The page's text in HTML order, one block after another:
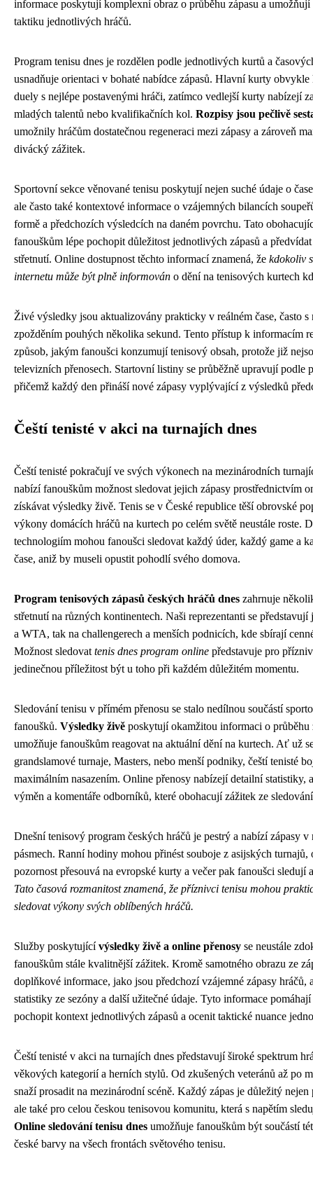
informace poskytují komplexní obraz o průběhu zápasu a
taktiku jednotlivých hráčů.
Program tenisu dnes je rozdělen podle jednotlivých kurtů a
usnadňuje orientaci v bohaté nabídce zápasů. Hlavní kurty
duely s nejlépe postavenými hráči, zatímco vedlejší kurty nabízejí
mladých talentů nebo kvalifikačních kol. Rozpisy jsou pečlivě
umožnily hráčům dostatečnou regeneraci mezi zápasy a zároveň
divácký zážitek.
Sportovní sekce věnované tenisu poskytují nejen suché údaje o
ale často také kontextové informace o vzájemných bilancích
formě a předchozích výsledcích na daném povrchu. Tato
fanouškům lépe pochopit důležitost jednotlivých zápasů a
střetnutí. Online dostupnost těchto informací znamená, že kdokoliv
internetu může být plně informován o dění na tenisových kurtech
Živé výsledky jsou aktualizovány prakticky v reálném čase, často
zpožděním pouhých několika sekund. Tento přístup k informacím
způsob, jakým fanoušci konzumují tenisový obsah, protože již
televizních přenosech. Startovní listiny se průběžně upravují podle
přičemž každý den přináší nové zápasy vyplývající z výsledků
Čeští tenisté v akci na turnajích dnes
Čeští tenisté pokračují ve svých výkonech na mezinárodních
nabízí fanouškům možnost sledovat jejich zápasy prostřednictvím
získávat výsledky živě. Tenis se v České republice těší obrovské
výkony domácích hráčů na kurtech po celém světě neustále roste.
technologiím mohou fanoušci sledovat každý úder, každý game a
čase, aniž by museli opustit pohodlí svého domova.
Program tenisových zápasů českých hráčů dnes zahrnuje
střetnutí na různých kontinentech. Naši reprezentanti se představují
a WTA, tak na challengerech a menších podnicích, kde sbírají
Možnost sledovat tenis dnes program online představuje pro
jedinečnou příležitost být u toho při každém důležitém momentu.
Sledování tenisu v přímém přenosu se stalo nedílnou součástí
fanoušků. Výsledky živě poskytují okamžitou informaci o průběhu
umožňuje fanouškům reagovat na aktuální dění na kurtech. Ať už
grandslamové turnaje, Masters, nebo menší podniky, čeští tenisté
maximálním nasazením. Online přenosy nabízejí detailní statistiky,
výměn a komentáře odborníků, které obohacují zážitek ze
Dnešní tenisový program českých hráčů je pestrý a nabízí zápasy
pásmech. Ranní hodiny mohou přinést souboje z asijských turnajů,
pozornost přesouvá na evropské kurty a večer pak fanoušci sledují
Tato časová rozmanitost znamená, že příznivci tenisu mohou
sledovat výkony svých oblíbených hráčů.
Služby poskytujícívýsledky živě a online přenosy se neustále
fanouškům stále kvalitnější zážitek. Kromě samotného obrazu ze
doplňkové informace, jako jsou předchozí vzájemné zápasy hráčů,
statistiky ze sezóny a další užitečné údaje. Tyto informace
pochopit kontext jednotlivých zápasů a ocenit taktické nuance
Čeští tenisté v akci na turnajích dnes představují široké spektrum
věkových kategorií a herních stylů. Od zkušených veteránů až po
snaží prosadit na mezinárodní scéně. Každý zápas je důležitý nejen
ale také pro celou českou tenisovou komunitu, která s napětím
Online sledování tenisu dnes umožňuje fanouškům být součástí
české barvy na všech frontách světového tenisu.